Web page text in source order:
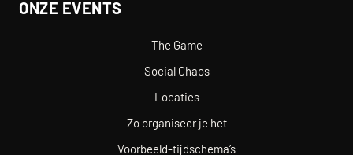
ONZE EVENTS
The Game
Social Chaos
Locaties
Zo organiseer je het
Voorbeeld-tijdschema’s